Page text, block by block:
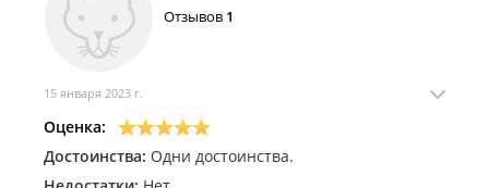
Отзывов 1
15 января 2023 г.
Оценка:
Достоинства: Одни достоинства.